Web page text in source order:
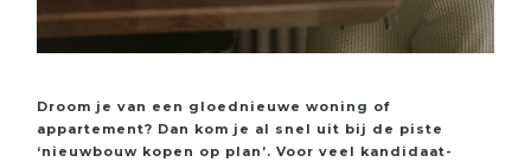
Droom je van een gloednieuwe woning of
appartement? Dan kom je al snel uit bij de piste
‘nieuwbouw kopen op plan’. Voor veel kandidaat-